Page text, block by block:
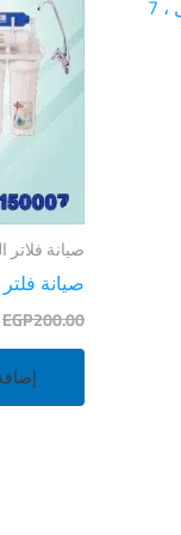
صيانة فلتر مياه 5 مراحل ، 6 مراحل ، 7
صيانة فلاتر
صيانة
EGP200.00